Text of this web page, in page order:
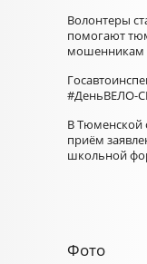
Волонтеры
помогают
мошенникам
#ДеньВЕЛО-
В Тюменской
приём
школьной
Фото